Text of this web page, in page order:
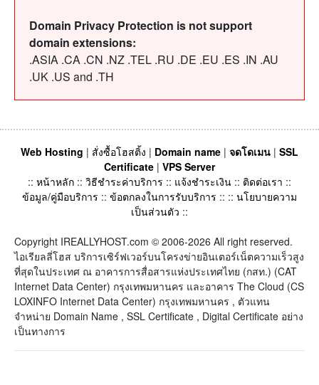
Domain Privacy Protection is not support
domain extensions:
.ASIA .CA .CN .NZ .TEL .RU .DE .EU .ES .IN .AU
.UK .US and .TH
Web Hosting | สั่งซื้อโฮสติ้ง | Domain name | จดโดเมน | SSL
Certificate | VPS Server
:: หน้าหลัก :: วิธีชำระค่าบริการ :: แจ้งชำระเงิน :: ติดต่อเรา ::
ข้อมูล/คู่มือบริการ :: ข้อตกลงในการรับบริการ :: :: นโยบายความ
เป็นส่วนตัว ::
Copyright IREALLYHOST.com © 2006-2026 All right reserved.
ไอเรียลลี่โฮส บริการเซิร์ฟเวอร์บนโครงข่ายอินเตอร์เน็ตความเร็วสูง
ที่สุดในประเทศ ณ อาคารการสื่อสารแห่งประเทศไทย (กสท.) (CAT
Internet Data Center) กรุงเทพมหานคร และอาคาร The Cloud (CS
LOXINFO Internet Data Center) กรุงเทพมหานคร , ตัวแทน
จำหน่าย Domain Name , SSL Certificate , Digital Certificate อย่าง
เป็นทางการ